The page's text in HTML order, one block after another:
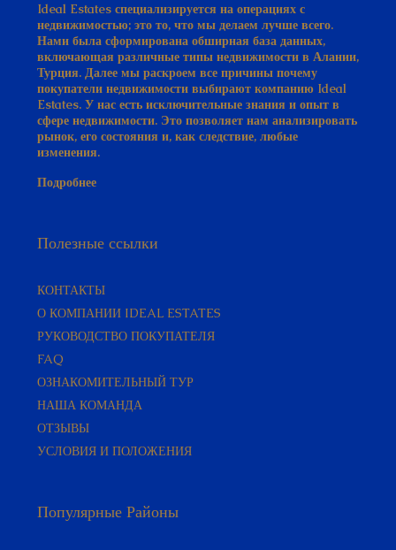
Ideal Estates специализируется на операциях с
недвижимостью; это то, что мы делаем лучше всего.
Нами была сформирована обширная база данных,
включающая различные типы недвижимости в Алании,
Турция. Далее мы раскроем все причины почему
покупатели недвижимости выбирают компанию Ideal
Estates. У нас есть исключительные знания и опыт в
сфере недвижимости. Это позволяет нам анализировать
рынок, его состояния и, как следствие, любые
изменения.
Подробнее
Полезные ссылки
КОНТАКТЫ
О КОМПАНИИ IDEAL ESTATES
РУКОВОДСТВО ПОКУПАТЕЛЯ​
FAQ
ОЗНАКОМИТЕЛЬНЫЙ ТУР
НАША КОМАНДА
ОТЗЫВЫ
УСЛОВИЯ И ПОЛОЖЕНИЯ
Популярные Районы